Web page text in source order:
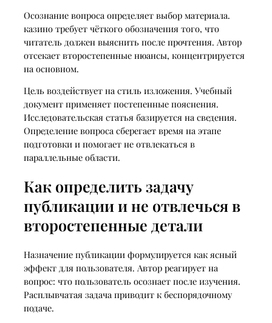
Осознание вопроса определяет выбор материала.
казино требует чёткого обозначения того, что
читатель должен выяснить после прочтения. Автор
отсекает второстепенные нюансы, концентрируется
на основном.
Цель воздействует на стиль изложения. Учебный
документ применяет постепенные пояснения.
Исследовательская статья базируется на сведения.
Определение вопроса сберегает время на этапе
подготовки и помогает не отвлекаться в
параллельные области.
Как определить задачу
публикации и не отвлечься в
второстепенные детали
Назначение публикации формулируется как ясный
эффект для пользователя. Автор реагирует на
вопрос: что пользователь осознает после изучения.
Расплывчатая задача приводит к беспорядочному
подаче.